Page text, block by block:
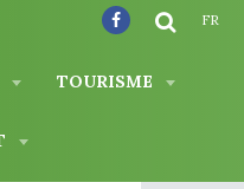
TOURISME
FR